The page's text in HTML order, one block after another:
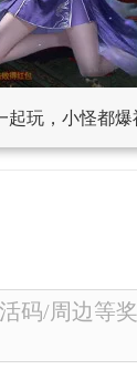
起玩，小怪都
码/周边等